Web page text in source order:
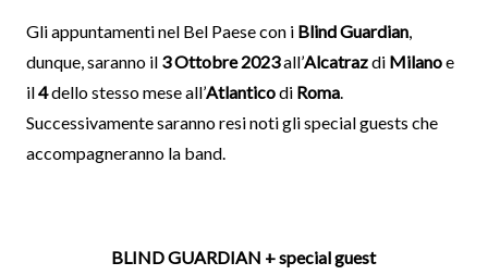
Gli appuntamenti nel Bel Paese con i Blind Guardian,
dunque, saranno il 3 Ottobre 2023all’Alcatrazdi Milanoe
il4dello stesso mese all’Atlanticodi Roma.
Successivamente saranno resi noti gli special guests che
accompagneranno la band.
BLIND GUARDIAN + special guest